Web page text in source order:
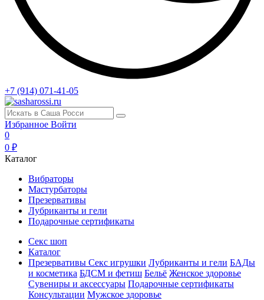
+7 (914) 071-41-05
Избранное Войти
0
0 ₽
Каталог
Вибраторы
Мастурбаторы
Презервативы
Лубриканты и гели
Подарочные сертификаты
Секс шоп
Каталог
Презервативы Секс игрушки Лубриканты и гели БАДы
и косметика БДСМ и фетиш Бельё Женское здоровье
Сувениры и аксессуары Подарочные сертификаты
Консультации Мужское здоровье